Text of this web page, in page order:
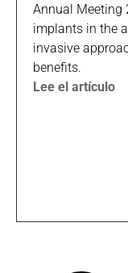
Annual Meeting
implants in the
invasive
benefits.
Lee el artículo